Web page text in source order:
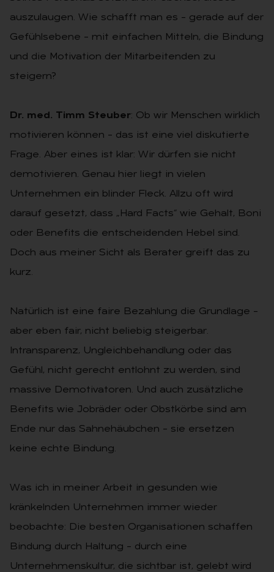
auszulaugen. Wie schafft man es – gerade auf der
Gefühlsebene – mit einfachen Mitteln, die Bindung
und die Motivation der Mitarbeitenden zu
steigern?
Dr. med. Timm Steuber: Ob wir Menschen wirklich
motivieren können – das ist eine viel diskutierte
Frage. Aber eines ist klar: Wir dürfen sie nicht
demotivieren. Genau hier liegt in vielen
Unternehmen ein blinder Fleck. Allzu oft wird
darauf gesetzt, dass „Hard Facts“ wie Gehalt, Boni
oder Benefits die entscheidenden Hebel sind.
Doch aus meiner Sicht als Berater greift das zu
kurz.
Natürlich ist eine faire Bezahlung die Grundlage –
aber eben fair, nicht beliebig steigerbar.
Intransparenz, Ungleichbehandlung oder das
Gefühl, nicht gerecht entlohnt zu werden, sind
massive Demotivatoren. Und auch zusätzliche
Benefits wie Jobräder oder Obstkörbe sind am
Ende nur das Sahnehäubchen – sie ersetzen
keine echte Bindung.
Was ich in meiner Arbeit in gesunden wie
kränkelnden Unternehmen immer wieder
beobachte: Die besten Organisationen schaffen
Bindung durch Haltung – durch eine
Unternehmenskultur, die sichtbar ist, gelebt wird